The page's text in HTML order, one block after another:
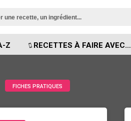
Z RECETTES À FAIRE AVEC…
FICHES PRATIQUES